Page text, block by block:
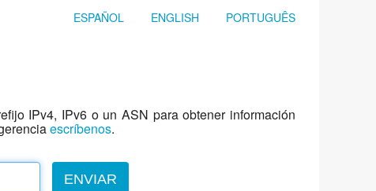
ESPAÑOL ENGLISH PORTUGUÊS
IPv4, IPv6 o un ASN para obtener información
escríbenos.
ENVIAR